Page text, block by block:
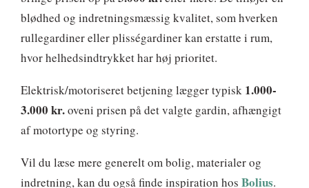
blødhed og indretningsmæssig kvalitet, som hverken
rullegardiner eller plisségardiner kan erstatte i rum,
hvor helhedsindtrykket har høj prioritet.
Elektrisk/motoriseret betjening lægger typisk 1.000-
3.000 kr.oveni prisen på det valgte gardin, afhængigt
af motortype og styring.
Vil du læse mere generelt om bolig, materialer og
indretning, kan du også finde inspiration hos Bolius.